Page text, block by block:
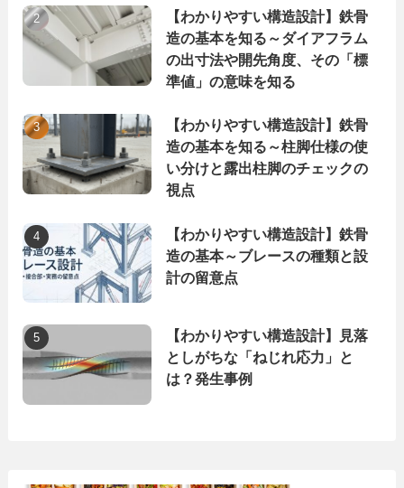
【わかりやすい構造設計】鉄骨
造の基本を知る～ダイアフラム
の出寸法や開先角度、その「標
準値」の意味を知る
【わかりやすい構造設計】鉄骨
造の基本を知る～柱脚仕様の使
い分けと露出柱脚のチェックの
視点
【わかりやすい構造設計】鉄骨
造の基本～ブレースの種類と設
計の留意点
【わかりやすい構造設計】見落
としがちな「ねじれ応力」と
は？発生事例